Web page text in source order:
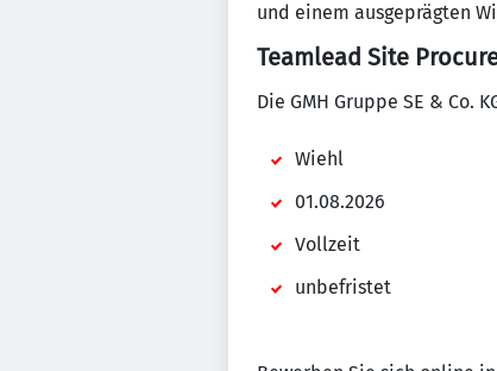
und einem ausgeprägten
Teamlead Site
Die GMH Gruppe SE & Co.
Wiehl
01.08.2026
Vollzeit
unbefristet